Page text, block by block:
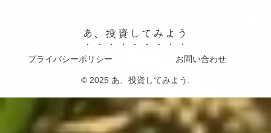
あ、投資してみよう
プライバシーポリシー お問い合わせ
© 2025 あ、投資してみよう.